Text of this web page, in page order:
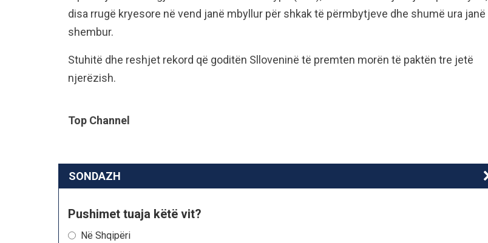
disa rrugë kryesore në vend janë mbyllur për shkak të përmbytjeve dhe shumë ura janë
shembur.
Stuhitë dhe reshjet rekord që goditën Slloveninë të premten morën të paktën tre jetë
njerëzish.
Top Channel
SONDAZH
Pushimet tuaja këtë vit?
Në Shqipëri